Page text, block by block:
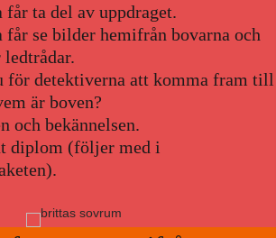
får ta del av uppdraget.
får se bilder hemifrån bovarna och
för detektiverna att komma fram till
är boven?
och bekännelsen.
diplom (följer med i